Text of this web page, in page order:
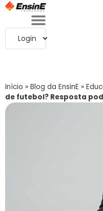
Login
Início » Blog da EnsinE »
de futebol? Resposta